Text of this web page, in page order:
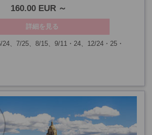
160.00 EUR
詳細を見る
、7/25、8/15、9/11・24、12/24・25・
・26および入場箇所閉館日を除く）